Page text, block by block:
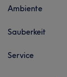
Ambiente
Sauberkeit
Service